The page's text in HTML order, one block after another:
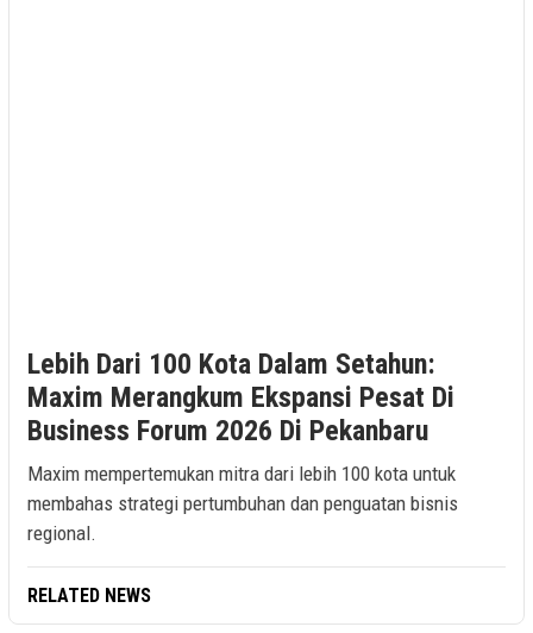
Lebih Dari 100 Kota Dalam Setahun:
Maxim Merangkum Ekspansi Pesat Di
Business Forum 2026 Di Pekanbaru
Maxim mempertemukan mitra dari lebih 100 kota untuk
membahas strategi pertumbuhan dan penguatan bisnis
regional.
RELATED NEWS